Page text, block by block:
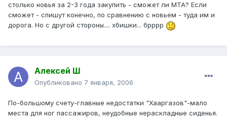
столько новья за 2-3 года закупить - сможет ли МТА? Если
сможет - спишут конечно, по сравнению с новьем - туда им и
дорога. Но с другой стороны.... хбишки... брррр
Алексей Ш
Опубликовано 7 января, 2006
По-большому счету-главные недостатки "Хааргазов"-мало
места для ног пассажиров, неудобные нераскладные сиденья.